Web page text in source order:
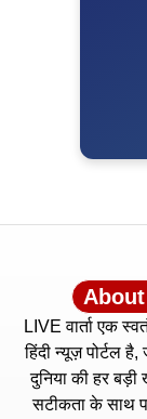
LIVE वार्ता एक
हिंदी न्यूज़ पोर्टल
दुनिया की हर
सटीकता के साथ